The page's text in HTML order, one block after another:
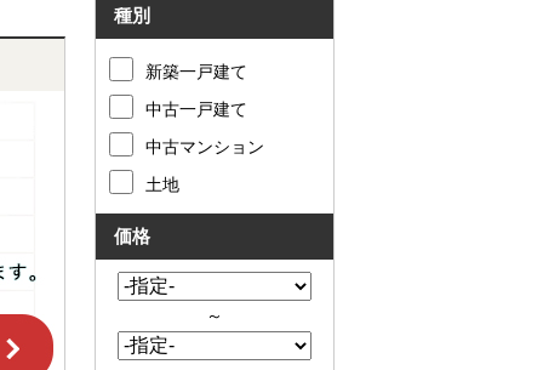
種別
新築一戸建て
中古一戸建て
中古マンション
土地
価格
～